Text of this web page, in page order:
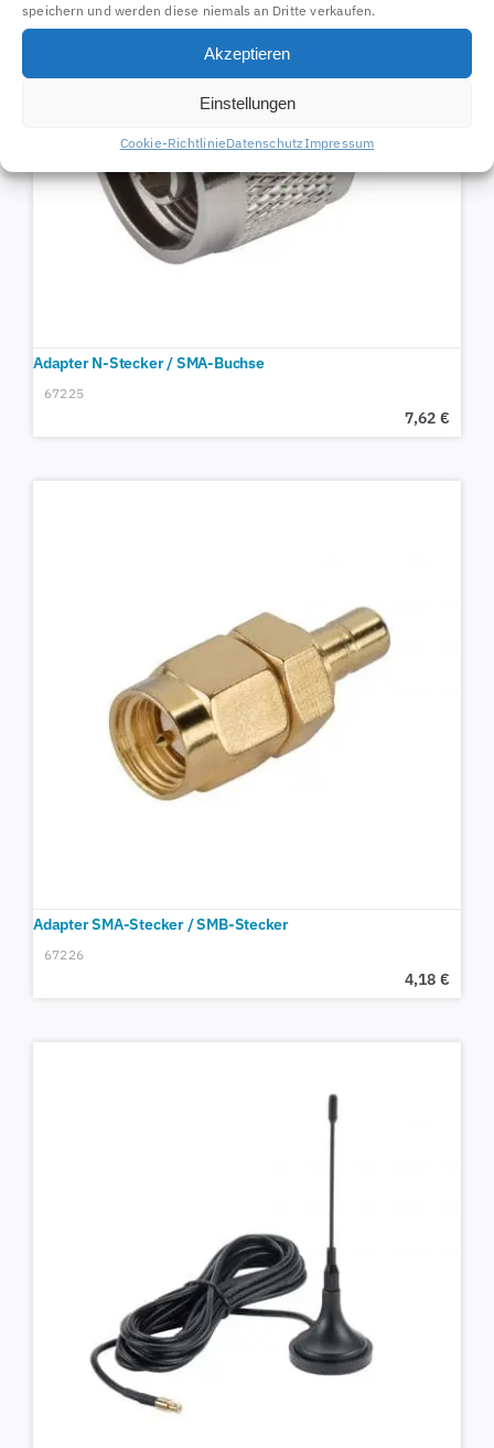
speichern und werden diese niemals an Dritte verkaufen.
Akzeptieren
Einstellungen
Cookie-RichtlinieDatenschutzImpressum
Adapter N-Stecker / SMA-Buchse
67225
7,62 €
Adapter SMA-Stecker / SMB-Stecker
67226
4,18 €